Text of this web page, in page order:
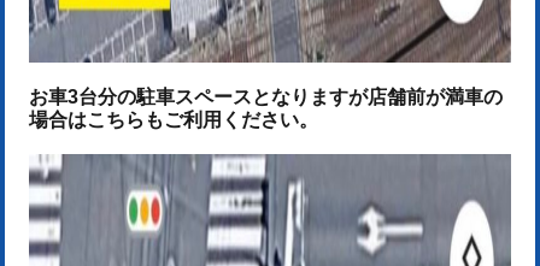
お車3台分の駐車スペースとなりますが店舗前が満車の
場合はこちらもご利用ください。